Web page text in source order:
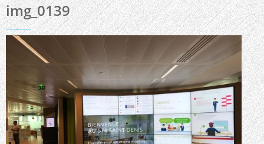
img_0139